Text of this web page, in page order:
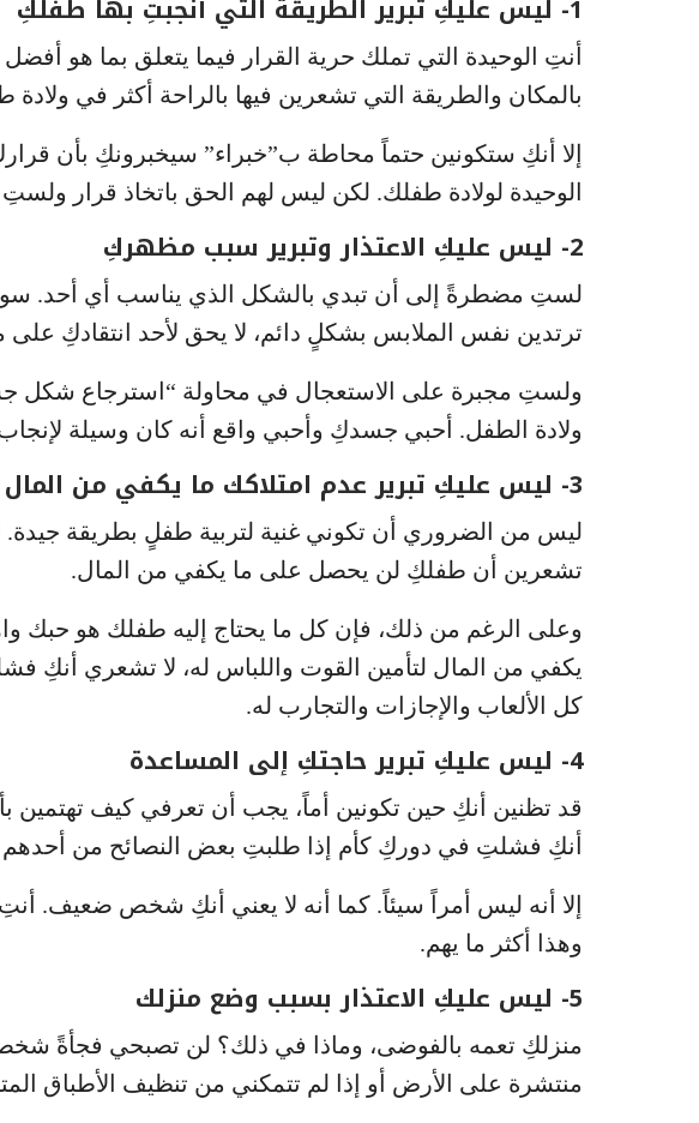
1- ليس عليكِ تبرير الطريقة التي أنجبتِ بها طفلكِ
أنتِ الوحيدة التي تملك حرية القرار فيما يتعلق بما هو أفضل
بالمكان والطريقة التي تشعرين فيها بالراحة أكثر في ولادة
إلا أنكِ ستكونين حتماً محاطة ب”خبراء” سيخبرونكِ بأن
الوحيدة لولادة طفلك. لكن ليس لهم الحق باتخاذ قرار
2- ليس عليكِ الاعتذار وتبرير سبب مظهركِ
لستِ مضطرةً إلى أن تبدي بالشكل الذي يناسب أي أحد.
ترتدين نفس الملابس بشكلٍ دائم، لا يحق لأحد انتقادكِ
ولستِ مجبرة على الاستعجال في محاولة “استرجاع شكل
ولادة الطفل. أحبي جسدكِ وأحبي واقع أنه كان وسيلة
3- ليس عليكِ تبرير عدم امتلاكك ما يكفي من المال
ليس من الضروري أن تكوني غنية لتربية طفلٍ بطريقة
تشعرين أن طفلكِ لن يحصل على ما يكفي من المال.
وعلى الرغم من ذلك، فإن كل ما يحتاج إليه طفلك هو حبك
يكفي من المال لتأمين القوت واللباس له، لا تشعري أنكِ
كل الألعاب والإجازات والتجارب له.
4- ليس عليكِ تبرير حاجتكِ إلى المساعدة
قد تظنين أنكِ حين تكونين أماً، يجب أن تعرفي كيف تهتمين
أنكِ فشلتِ في دوركِ كأم إذا طلبتِ بعض النصائح من أحدهم
إلا أنه ليس أمراً سيئاً. كما أنه لا يعني أنكِ شخص ضعيف. أنتِ
وهذا أكثر ما يهم.
5- ليس عليكِ الاعتذار بسبب وضع منزلك
منزلكِ تعمه بالفوضى، وماذا في ذلك؟ لن تصبحي فجأةً شخصاً
منتشرة على الأرض أو إذا لم تتمكني من تنظيف الأطباق